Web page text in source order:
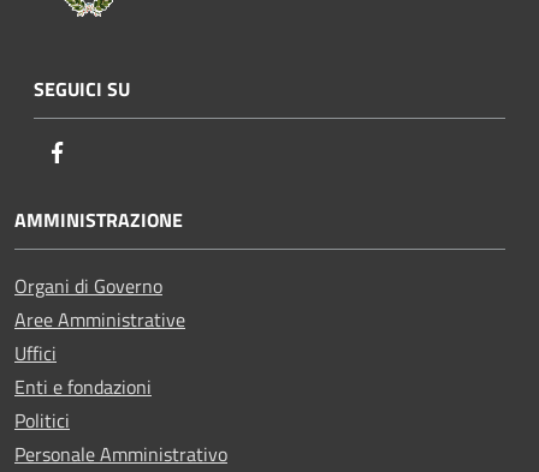
SEGUICI SU
AMMINISTRAZIONE
Organi di Governo
Aree Amministrative
Uffici
Enti e fondazioni
Politici
Personale Amministrativo